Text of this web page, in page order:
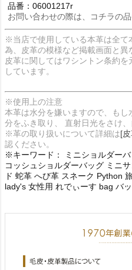
品番：06001217r
お問い合わせの際は、コチラの
※当店で使用している本革は全て
為、皮革の模様など掲載画面と
皮革に関してはワシントン条約
しています。
※使用上の注意
本革は水分を嫌いますので、も
分をふき取り、 直射日光をさけ、
※革の取り扱いについて詳細は[
認ください。
※キーワード： ミニショルダー
コッシュショルダーバッグ ミニ
ド 蛇革 へび革 スネーク Python
lady's 女性用 れでぃーす bag バ